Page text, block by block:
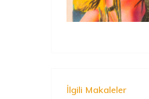
İlgili Makaleler